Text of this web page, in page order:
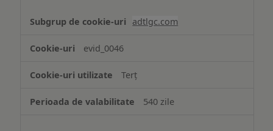
adtlgc.com
evid_0046
Terț
540 zile